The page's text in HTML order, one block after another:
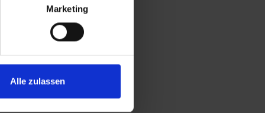
Marketing
Alle zulassen